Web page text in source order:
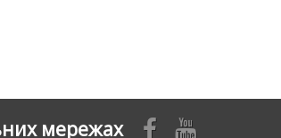
мережах